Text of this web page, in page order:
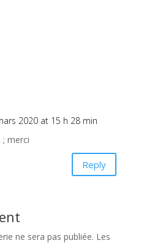
2020 at 15 h 28 min
; merci
Reply
ne sera pas publiée. Les